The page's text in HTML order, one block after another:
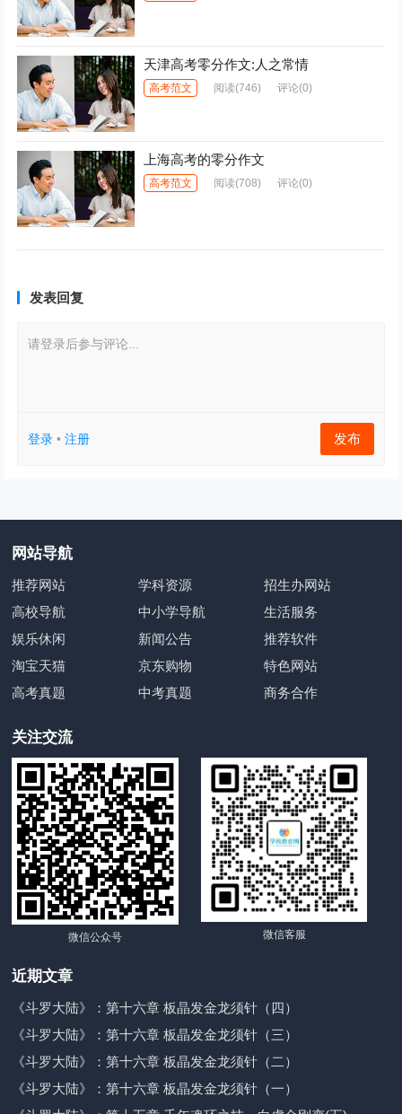
天津高考零分作文:人之常情
高考范文 阅读(746) 评论(0)
上海高考的零分作文
高考范文 阅读(708) 评论(0)
发表回复
请登录后参与评论...
登录 •注册 发布
网站导航
推荐网站 学科资源
招生办网站
高校导航
中小学导航
生活服务
娱乐休闲
新闻公告
推荐软件
淘宝天猫
京东购物
特色网站
高考真题
中考真题 商务合作
关注交流
微信公众号 微信客服
近期文章
《斗罗大陆》：第十六章 板晶发金龙须针（四）
《斗罗大陆》：第十六章 板晶发金龙须针（三）
《斗罗大陆》：第十六章 板晶发金龙须针（二）
《斗罗大陆》：第十六章 板晶发金龙须针（一）